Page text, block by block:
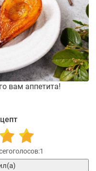
вам аппетита!
1